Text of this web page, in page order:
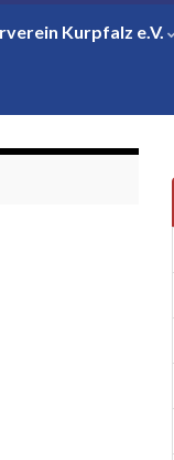
Kurpfalz e.V.